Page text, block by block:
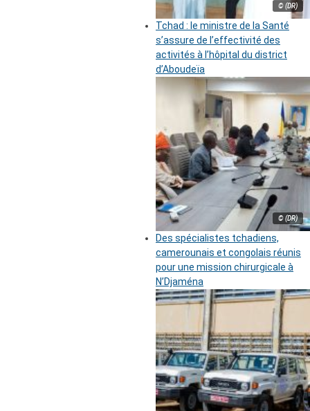
© (DR)
Tchad : le ministre de la Santé
s’assure de l’effectivité des
activités à l’hôpital du district
d’Aboudeïa
© (DR)
Des spécialistes tchadiens,
camerounais et congolais réunis
pour une mission chirurgicale à
N’Djaména